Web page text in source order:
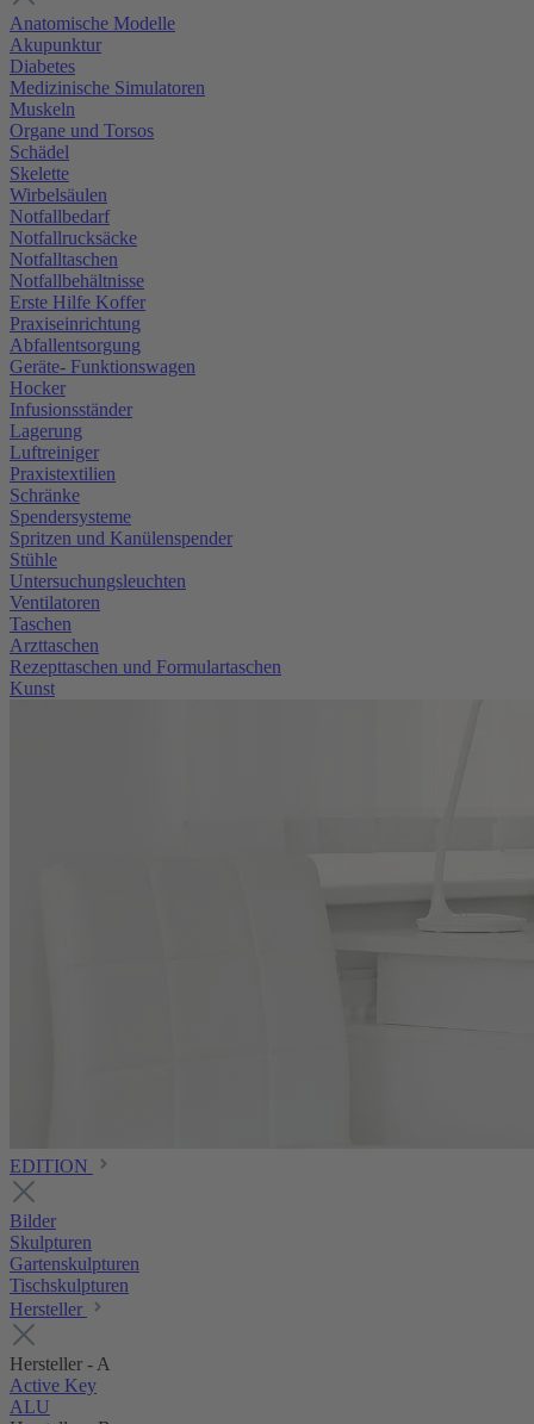
Anatomische Modelle
Akupunktur
Diabetes
Medizinische Simulatoren
Muskeln
Organe und Torsos
Schädel
Skelette
Wirbelsäulen
Notfallbedarf
Notfallrucksäcke
Notfalltaschen
Notfallbehältnisse
Erste Hilfe Koffer
Praxiseinrichtung
Abfallentsorgung
Geräte- Funktionswagen
Hocker
Infusionsständer
Lagerung
Luftreiniger
Praxistextilien
Schränke
Spendersysteme
Spritzen und Kanülenspender
Stühle
Untersuchungsleuchten
Ventilatoren
Taschen
Arzttaschen
Rezepttaschen und Formulartaschen
Kunst
EDITION
Bilder
Skulpturen
Gartenskulpturen
Tischskulpturen
Hersteller
Hersteller - A
Active Key
ALU